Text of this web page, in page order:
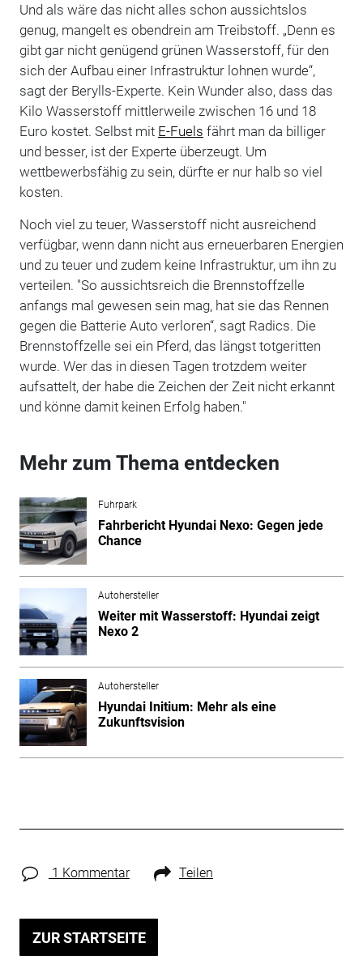
Und als wäre das nicht alles schon aussichtslos
genug, mangelt es obendrein am Treibstoff. „Denn es
gibt gar nicht genügend grünen Wasserstoff, für den
sich der Aufbau einer Infrastruktur lohnen wurde“,
sagt der Berylls-Experte. Kein Wunder also, dass das
Kilo Wasserstoff mittlerweile zwischen 16 und 18
Euro kostet. Selbst mit E-Fuels fährt man da billiger
und besser, ist der Experte überzeugt. Um
wettbewerbsfähig zu sein, dürfte er nur halb so viel
kosten.
Noch viel zu teuer, Wasserstoff nicht ausreichend
verfügbar, wenn dann nicht aus erneuerbaren Energien
und zu teuer und zudem keine Infrastruktur, um ihn zu
verteilen. "So aussichtsreich die Brennstoffzelle
anfangs mal gewesen sein mag, hat sie das Rennen
gegen die Batterie Auto verloren“, sagt Radics. Die
Brennstoffzelle sei ein Pferd, das längst totgeritten
wurde. Wer das in diesen Tagen trotzdem weiter
aufsattelt, der habe die Zeichen der Zeit nicht erkannt
und könne damit keinen Erfolg haben."
Mehr zum Thema entdecken
Fuhrpark
Fahrbericht Hyundai Nexo: Gegen jede
Chance
Autohersteller
Weiter mit Wasserstoff: Hyundai zeigt
Nexo 2
Autohersteller
Hyundai Initium: Mehr als eine
Zukunftsvision
1 Kommentar Teilen
ZUR STARTSEITE